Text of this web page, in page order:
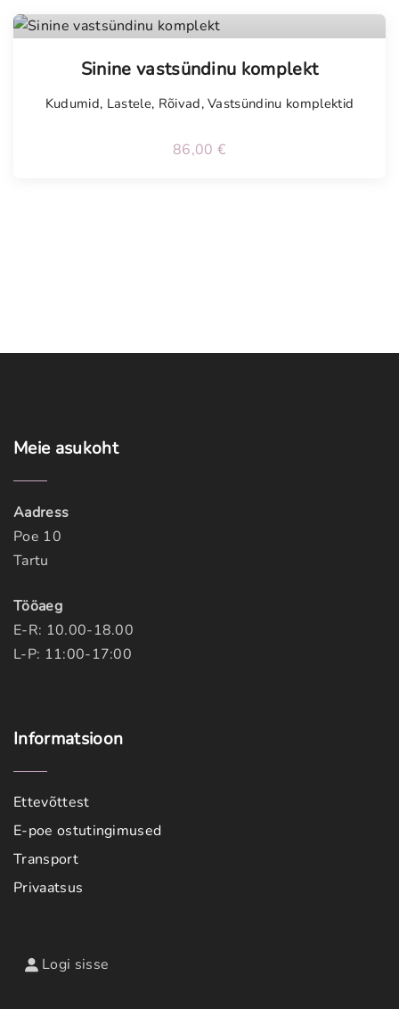
Sinine vastsündinu komplekt
Kudumid, Lastele, Rõivad,Vastsündinu komplektid
86,00 €
Meie asukoht
Aadress
Poe 10
Tartu
Tööaeg
E-R: 10.00-18.00
L-P: 11:00-17:00
Informatsioon
Ettevõttest
E-poe ostutingimused
Transport
Privaatsus
Logi sisse